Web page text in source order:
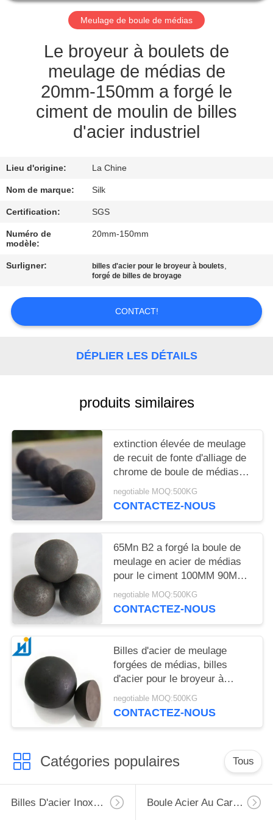
CONTRÔLE
QUALITÉ
CONTACTEZ-
NOUS
NOUVELLES
DEMANDEZ
UNE
PLAN
Meulage de boule de médias
Le broyeur à boulets de
meulage de médias de
20mm-150mm a forgé le
ciment de moulin de billes
d'acier industriel
Lieu d'origine: La Chine
Nom de marque: Silk
Certification: SGS
Numéro de
modèle:
20mm-150mm
Surligner: billes d'acier pour le broyeur à boulets
forgé de billes de broyage
CONTACT!
DÉPLIER LES DÉTAILS
produits similaires
extinction élevée de meulage
de recuit de fonte d'alliage de
chrome de boule de médias
de 40mm 30mm Rod
negotiable MOQ:500KG
CONTACTEZ-NOUS
65Mn B2 a forgé la boule de
meulage en acier de médias
pour le ciment 100MM 90MM
HRC60-65 de moulin
negotiable MOQ:500KG
CONTACTEZ-NOUS
Billes d'acier de meulage
forgées de médias, billes
d'acier pour le broyeur à
boulets 20MM-180MM
negotiable MOQ:500KG
CONTACTEZ-NOUS
Catégories populaires Tous
Billes D'acier Inoxydables Boule Acier Au Carbone